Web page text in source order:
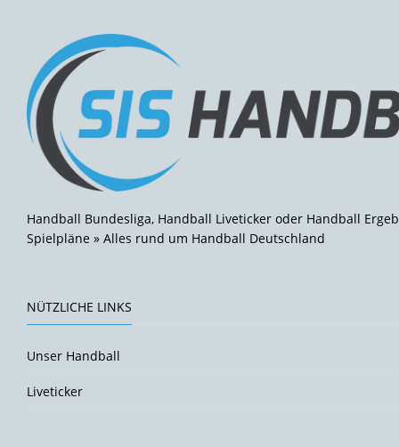
Handball Bundesliga, Handball Liveticker oder Handball
Spielpläne » Alles rund um Handball Deutschland
NÜTZLICHE LINKS
Unser Handball
Liveticker